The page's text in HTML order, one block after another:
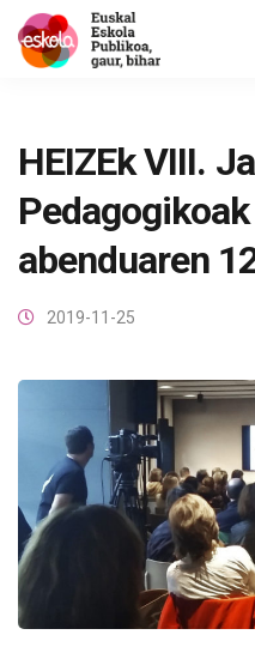
HEIZEk VIII.
abenduaren
2019-11-25